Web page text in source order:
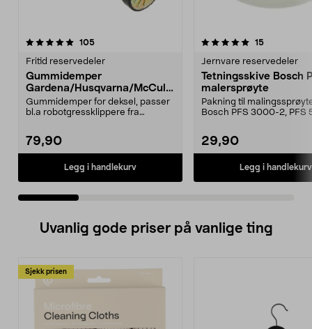
105anmeldelser
Fritid reservedeler
Gummidemper
Gardena/Husqvarna/McCullo
ch/Flymo
Gummidemper for deksel, passer
bl.a robotgressklippere fra
79,90
Legg i handlekurv
5.0 av 5 stjerner 15anmeldelser
Jernvare reservedeler
Tetningsskive Bosch
malersprøyte
Pakning til
Bosch PFS 3000-2, PFS
29,90
Legg i handlekurv
4.5 av 5 stjerner
Uvanlig gode priser på vanlige ting
Sjekk prisen